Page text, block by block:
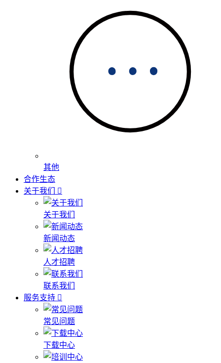
其他
合作生态
关于我们
关于我们
新闻动态
人才招聘
联系我们
服务支持
常见问题
下载中心